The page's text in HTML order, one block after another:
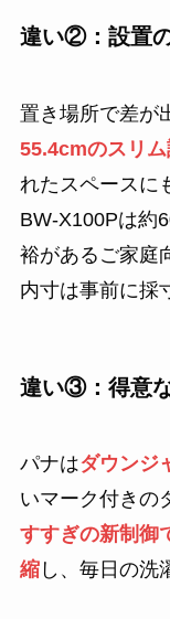
違い②：設置
置き場所で差が
55.4cmのスリ
れたスペースに
BW-X100Pは約
裕があるご家庭
内寸は事前に採
違い③：得意
パナはダウンジ
いマーク付きの
すすぎの新制御
縮し、毎日の洗